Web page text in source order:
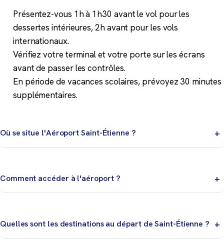
Présentez-vous 1h à 1h30 avant le vol pour les
dessertes intérieures, 2h avant pour les vols
internationaux.
Vérifiez votre terminal et votre porte sur les écrans
avant de passer les contrôles.
En période de vacances scolaires, prévoyez 30 minutes
supplémentaires.
Où se situe l'Aéroport Saint-Étienne ?
Comment accéder à l'aéroport ?
Quelles sont les destinations au départ de Saint-Étienne ?